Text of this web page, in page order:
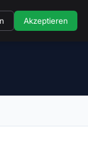
Akzeptieren